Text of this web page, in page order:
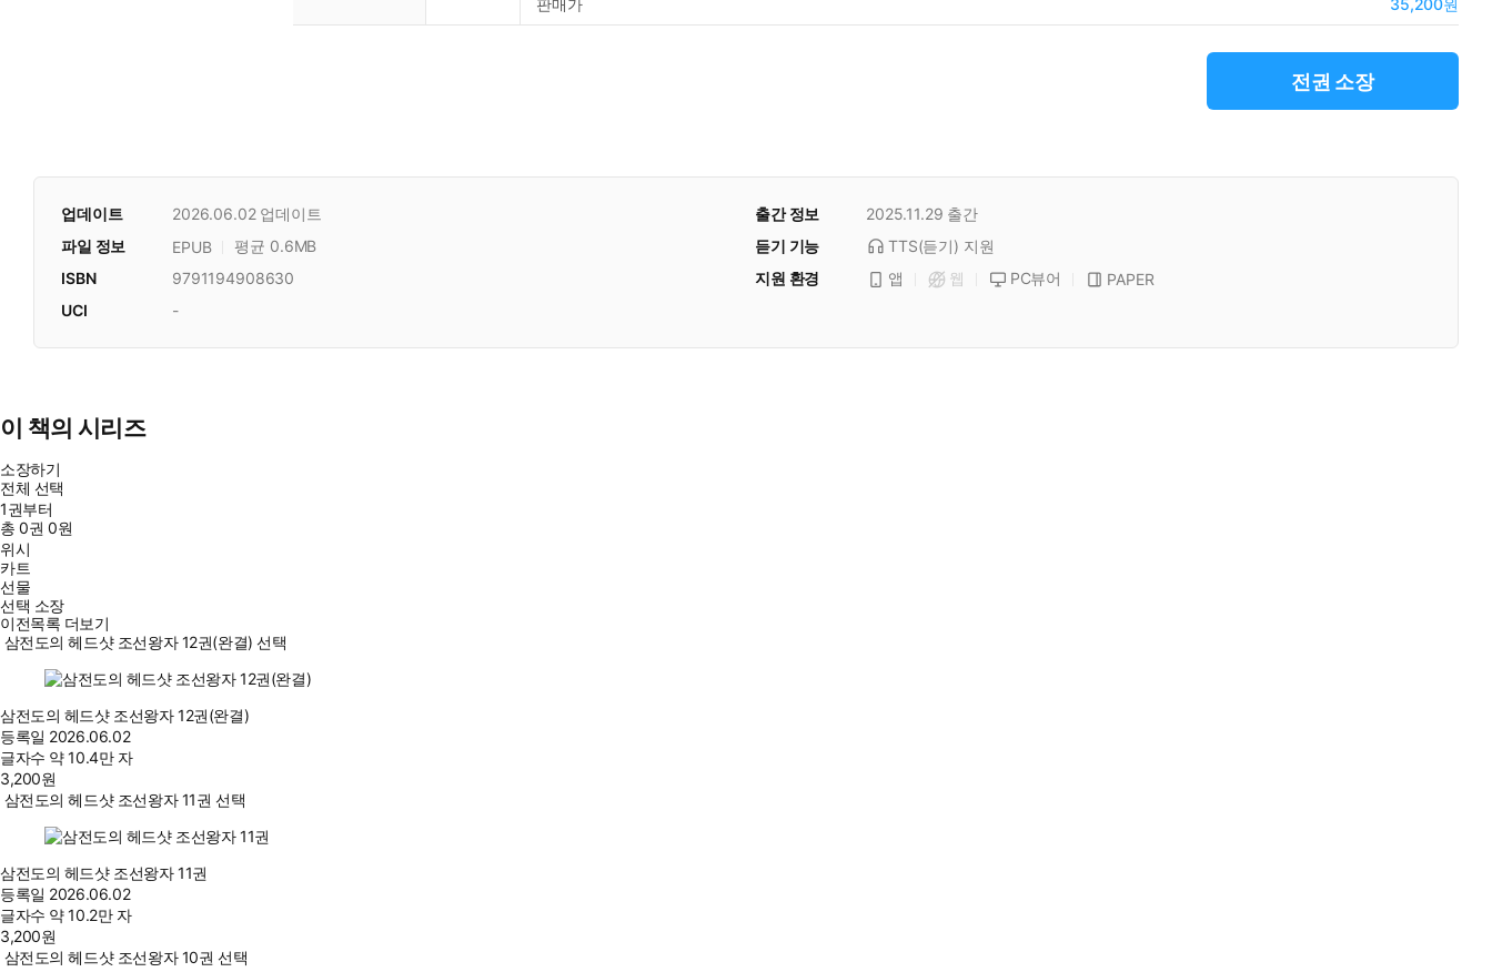
판매가
35,200원
전권 소장
업데이트 2026.06.02업데이트 출간 정보 2025.11.29 출간
듣기 기능
TTS(듣기) 지원
파일 정보 EPUB
평균 0.6MB
지원 환경
앱 웹 PC뷰어 PAPER
ISBN
9791194908630
UCI
-
이 책의 시리즈
소장하기
전체 선택
1권부터
총0권 0원
위시
카트
선물
선택 소장
이전목록 더보기
삼전도의 헤드샷 조선왕자 12권(완결) 선택
삼전도의 헤드샷 조선왕자 12권(완결)
등록일 2026.06.02
글자수 약 10.4만 자
3,200원
삼전도의 헤드샷 조선왕자 11권 선택
삼전도의 헤드샷 조선왕자 11권
등록일 2026.06.02
글자수 약 10.2만 자
3,200원
삼전도의 헤드샷 조선왕자 10권 선택